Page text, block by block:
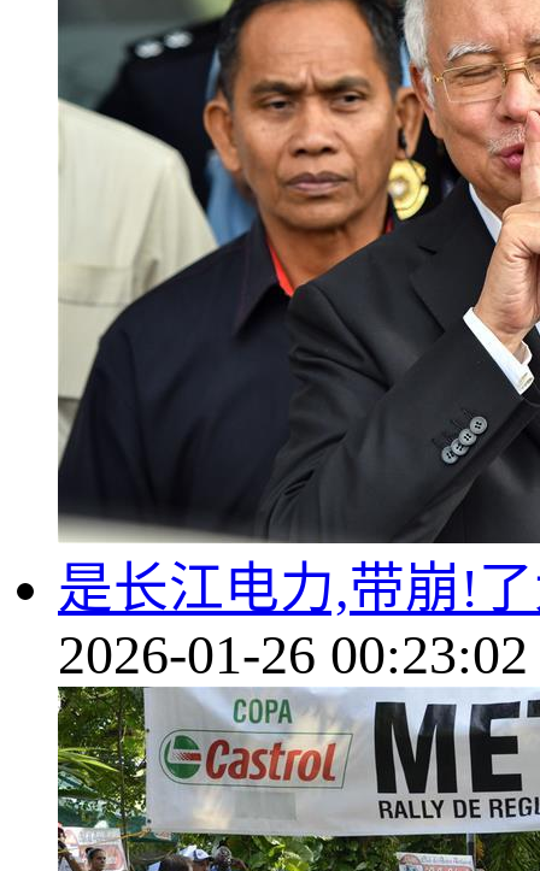
是长江电力,带崩!
2026-01-26 00:23:02